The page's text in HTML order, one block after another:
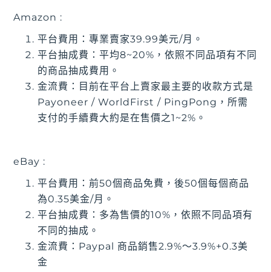
Amazon :
平台費用：專業賣家39.99美元/月。
平台抽成費：平均8~20%，依照不同品項有不同
的商品抽成費用。
金流費：目前在平台上賣家最主要的收款方式是
Payoneer / WorldFirst / PingPong，所需
支付的手續費大約是在售價之1~2%。
eBay :
平台費用：前50個商品免費，後50個每個商品
為0.35美金/月。
平台抽成費：多為售價的10%，依照不同品項有
不同的抽成。
金流費：Paypal 商品銷售2.9%～3.9%+0.3美
金